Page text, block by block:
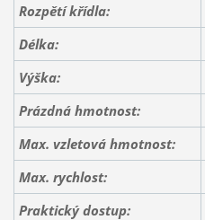
Rozpětí křídla:
Délka:
Výška:
Prázdná hmotnost:
Max. vzletová hmotnost:
Max. rychlost:
Praktický dostup: